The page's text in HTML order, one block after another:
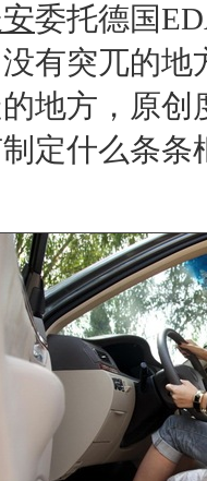
委托德国
有突兀的
的地方，原
定什么条